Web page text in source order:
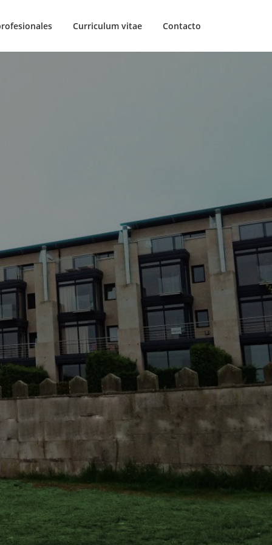
Curriculum vitae Contacto